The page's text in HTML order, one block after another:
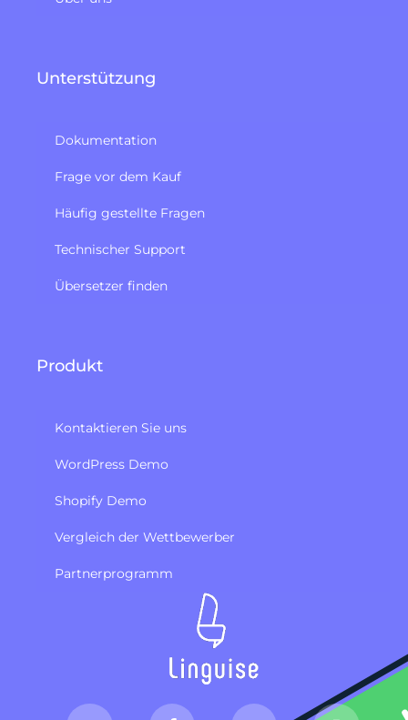
Unterstützung
Dokumentation
Frage vor dem Kauf
Häufig gestellte Fragen
Technischer Support
Übersetzer finden
Produkt
Kontaktieren Sie uns
WordPress Demo
Shopify Demo
Vergleich der Wettbewerber
Partnerprogramm